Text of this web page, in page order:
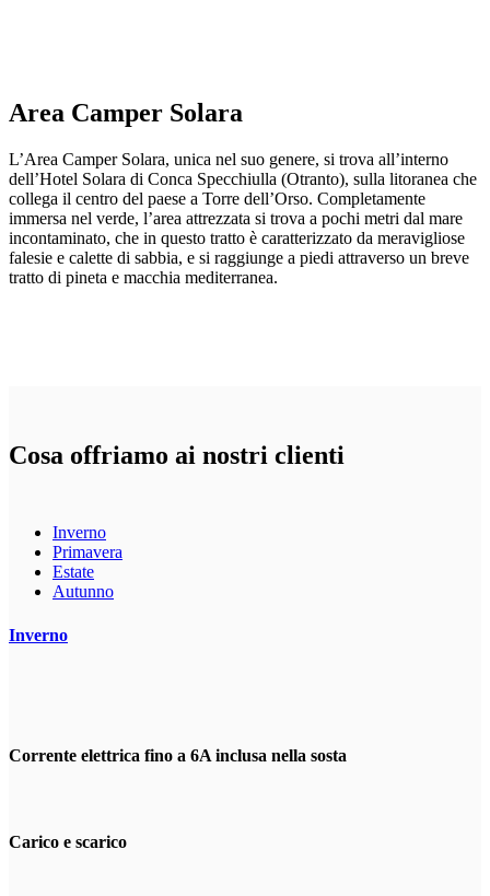
Area Camper Solara
L’Area Camper Solara, unica nel suo genere, si trova all’interno
dell’Hotel Solara di Conca Specchiulla (Otranto), sulla litoranea che
collega il centro del paese a Torre dell’Orso. Completamente
immersa nel verde, l’area attrezzata si trova a pochi metri dal mare
incontaminato, che in questo tratto è caratterizzato da meravigliose
falesie e calette di sabbia, e si raggiunge a piedi attraverso un breve
tratto di pineta e macchia mediterranea.
Cosa offriamo ai nostri clienti
Inverno
Primavera
Estate
Autunno
Inverno
Corrente elettrica fino a 6A inclusa nella sosta
Carico e scarico